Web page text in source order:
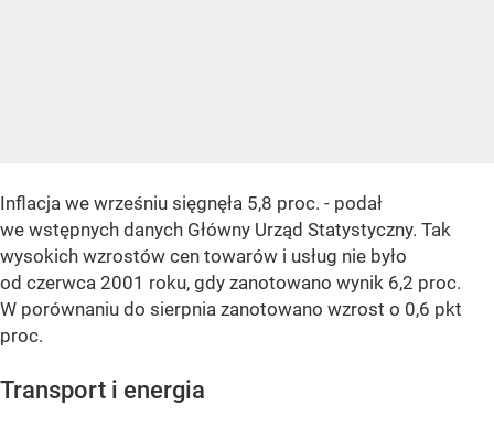
Inflacja we wrześniu sięgnęła 5,8 proc. - podał
we wstępnych danych Główny Urząd Statystyczny. Tak
wysokich wzrostów cen towarów i usług nie było
od czerwca 2001 roku, gdy zanotowano wynik 6,2 proc.
W porównaniu do sierpnia zanotowano wzrost o 0,6 pkt
proc.
Transport i energia